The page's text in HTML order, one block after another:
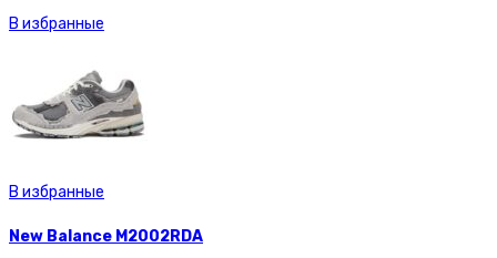
В избранные
В избранные
New Balance M2002RDA